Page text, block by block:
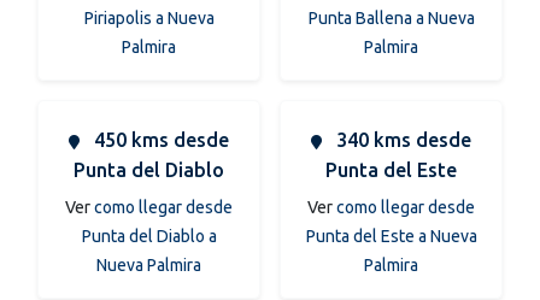
Piriapolis a Nueva
Palmira
Punta Ballena a Nueva
Palmira
450 kms desde
Punta del Diablo
Vercomo llegar desde
Punta del Diablo a
Nueva Palmira
340 kms desde
Punta del Este
Vercomo llegar desde
Punta del Este a Nueva
Palmira